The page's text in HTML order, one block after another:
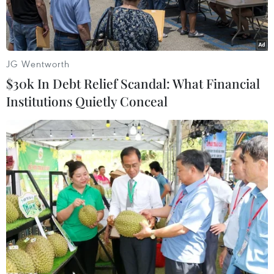
Thủ tướng Nhật Bản Shinzo Abe (phải) đã có cuộc hội đàm với
Tổng thống Nga Vladimir Putin. (Nguồn: AFP/TTXVN)
Ngày 15/12, Tổng thống Nga Vladimir Putin
đang ở thăm Nhật Bản đã có cuộc hội đàm với
Thủ tướng nước chủ nhà Shinzo Abe, trong đó
bàn về khả năng tiến hành các hoạt động khai
JG Wentworth
$30k In Debt Relief Scandal: What Financial
Institutions Quietly Conceal